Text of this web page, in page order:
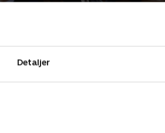
DetaljerDa firmaets ressourcer er